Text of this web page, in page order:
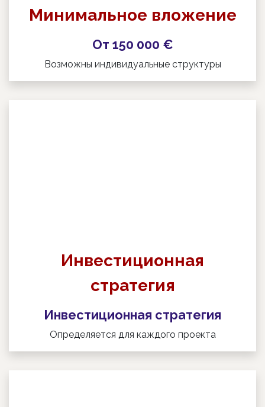
Минимальное вложение
От 150 000 €
Возможны индивидуальные структуры
Инвестиционная
стратегия
Инвестиционная стратегия
Определяется для каждого проекта